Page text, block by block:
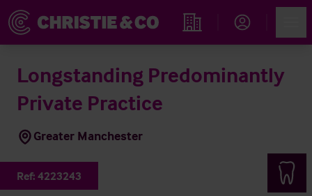
Immobiliensuche
Longstanding Predominantly
Private Practice
Greater Manchester
Ref: 4223243